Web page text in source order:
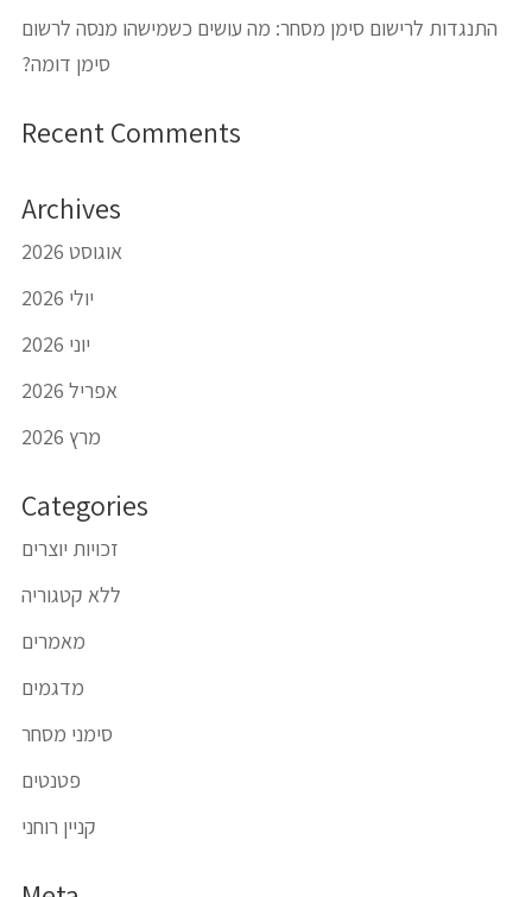
התנגדות לרישום סימן מסחר: מה עושים כשמישהו מנסה לרשום
סימן דומה?
Recent Comments
Archives
אוגוסט 2026
יולי 2026
יוני 2026
אפריל 2026
מרץ 2026
Categories
זכויות יוצרים
ללא קטגוריה
מאמרים
מדגמים
סימני מסחר
פטנטים
קניין רוחני